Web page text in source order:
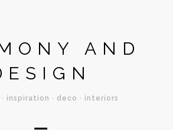
AND
inspiration · deco · interiors